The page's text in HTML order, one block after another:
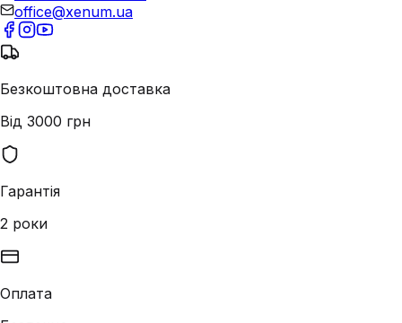
office@xenum.ua
Безкоштовна доставка
Від 3000 грн
Гарантія
2 роки
Оплата